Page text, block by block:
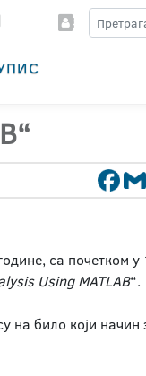
са почетком
Using MATLAB“.
на било који